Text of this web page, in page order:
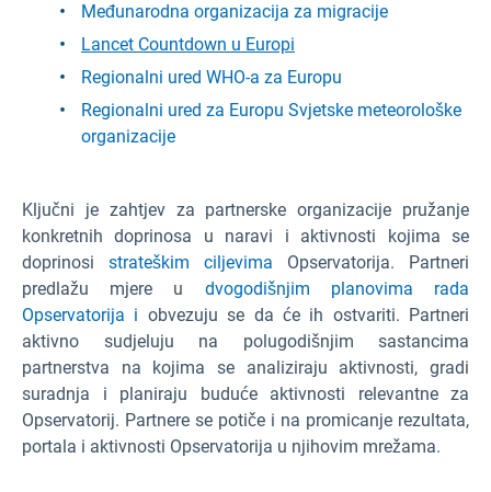
Međunarodna organizacija za migracije
Lancet Countdown u Europi
Regionalni ured WHO-a za Europu
Regionalni ured za Europu Svjetske meteorološke
organizacije
Ključni je zahtjev za partnerske organizacije pružanje
konkretnih doprinosa u naravi i aktivnosti kojima se
doprinosi strateškim ciljevima Opservatorija. Partneri
predlažu mjere u dvogodišnjim planovima rada
Opservatorija i obvezuju se da će ih ostvariti. Partneri
aktivno sudjeluju na polugodišnjim sastancima
partnerstva na kojima se analiziraju aktivnosti, gradi
suradnja i planiraju buduće aktivnosti relevantne za
Opservatorij. Partnere se potiče i na promicanje rezultata,
portala i aktivnosti Opservatorija u njihovim mrežama.